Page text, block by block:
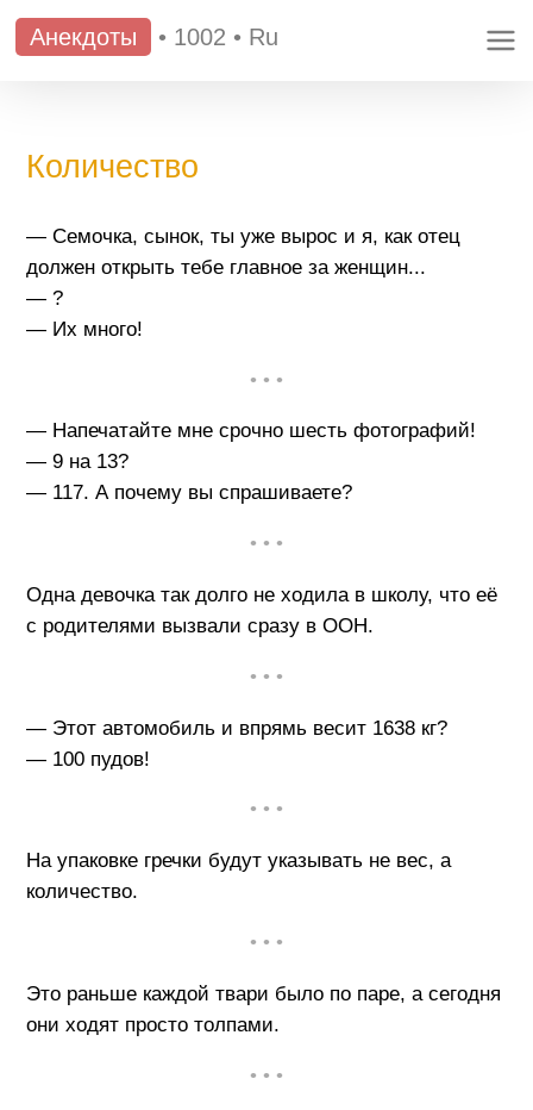
Анекдоты • 1002 • Ru
Количество
— Семочка, сынок, ты уже вырос и я, как отец
должен открыть тебе главное за женщин...
— ?
— Их много!
• • •
— Напечатайте мне срочно шесть фотографий!
— 9 на 13?
— 117. А почему вы спрашиваете?
• • •
Одна девочка так долго не ходила в школу, что её
с родителями вызвали сразу в ООН.
• • •
— Этот автомобиль и впрямь весит 1638 кг?
— 100 пудов!
• • •
На упаковке гречки будут указывать не вес, а
количество.
• • •
Это раньше каждой твари было по паре, а сегодня
они ходят просто толпами.
• • •